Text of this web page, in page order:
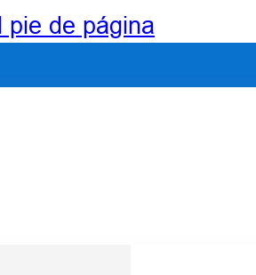
pie de página